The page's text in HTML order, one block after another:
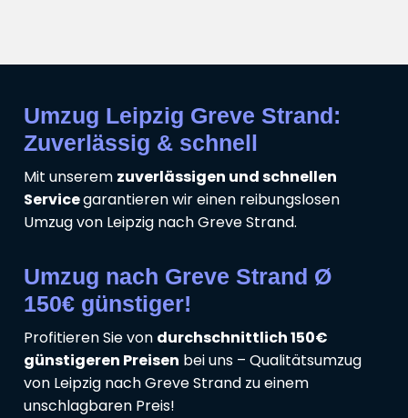
Umzug Leipzig Greve Strand:
Zuverlässig & schnell
Mit unserem zuverlässigen und schnellen
Servicegarantieren wir einen reibungslosen
Umzug von Leipzig nach Greve Strand.
Umzug nach Greve Strand Ø
150€ günstiger!
Profitieren Sie von durchschnittlich 150€
günstigeren Preisen bei uns – Qualitätsumzug
von Leipzig nach Greve Strand zu einem
unschlagbaren Preis!